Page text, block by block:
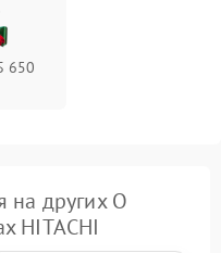
₽
₽ Подробнее →
650
на других О
HITACHI